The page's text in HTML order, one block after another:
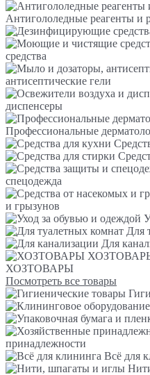
Антигололедные реагенты и
средства
антисептические гели
диспенсеры
Профессиональные
спецодежда
и грызунов
Для
Для
ХОЗТОВАРЫ
Посмотреть все товары
принадлежности
Всё для